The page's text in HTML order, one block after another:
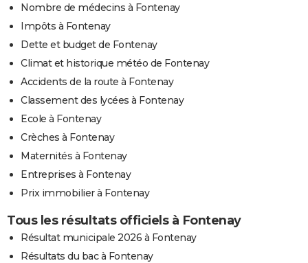
Nombre de médecins à Fontenay
Impôts à Fontenay
Dette et budget de Fontenay
Climat et historique météo de Fontenay
Accidents de la route à Fontenay
Classement des lycées à Fontenay
Ecole à Fontenay
Crèches à Fontenay
Maternités à Fontenay
Entreprises à Fontenay
Prix immobilier à Fontenay
Tous les résultats officiels à Fontenay
Résultat municipale 2026 à Fontenay
Résultats du bac à Fontenay